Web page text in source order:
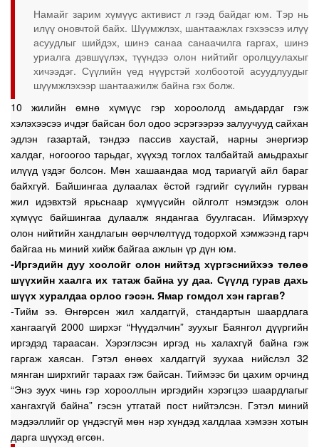
Намайг зарим хүмүүс активист л гээд байдаг юм. Тэр нь
илүү оновчтой байх. Шүүмжлэх, шантаажлах гэхээсээ илүү
асуудлыг шийдэх, шинэ санаа санаачилга гаргах, шинэ
уриалга дэвшүүлэх, түүндээ олон нийтийг оролцуулахыг
хичээдэг. Сүүлийн үед нүүрстэй холбоотой асуудлуудыг
шүүмжлэхээр шантаажилж байна гэх болж.
10 жилийн өмнө хүмүүс гэр хороололд амьдардаг гэж
хэлэхээсээ ичдэг байсан бол одоо эсрэгээрээ залуучууд сайхан
эдлэн газартай, тэндээ пассив хаустай, нарны энергиэр
халдаг, ногоогоо тарьдаг, хүүхэд тоглох талбайтай амьдрахыг
илүүд үздэг болсон. Мөн хашаандаа мод тариагүй айл бараг
байхгүй. Байшингаа дулаалах ёстой гэдгийг сүүлийн гурван
жил идэвхтэй ярьснаар хүмүүсийн ойлголт нэмэгдэж олон
хүмүүс байшингаа дулаалж яндангаа буулгасан. Иймэрхүү
олон нийтийн хандлагын өөрчлөлтүүд тодорхой хэмжээнд гарч
байгаа нь миний хийж байгаа ажлын үр дүн юм.
-Иргэдийн дуу хоолойг олон нийтэд хүргэснийхээ төлөө
шүүхийн хаалга их татаж байна уу даа. Сүүлд гурав дахь
шүүх хуралдаа орлоо гэсэн. Ямар гомдол хэн гаргав?
-Тийм ээ. Өнгөрсөн жил халдаггүй, стандартын шаардлага
хангаагүй 2000 ширхэг “Нүүдэлчин” зуухыг Баянгол дүүргийн
иргэдэд тараасан. Хэрэглэсэн иргэд нь халахгүй байна гэж
гаргаж хаясан. Гэтэл өнөөх халдаггүй зуухаа нийслэл 32
мянган ширхгийг тараах гэж байсан. Тиймээс би цахим орчинд
“Энэ зуух чинь гэр хорооллын иргэдийн хэрэгцээ шаардлагыг
хангахгүй байна” гэсэн утгатай пост нийтэлсэн. Гэтэл миний
мэдээллийг ор үндэсгүй мөн нэр хүндэд халдлаа хэмээн хотын
дарга шүүхэд өгсөн.